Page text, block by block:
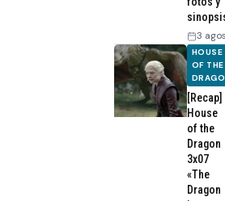
3
HOUSE
OF THE
[Recap]
House
of the
Dragon
3x07
«The
Dragon